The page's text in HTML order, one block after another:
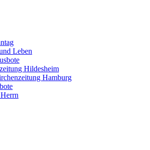
Leben
Hildesheim
Hamburg